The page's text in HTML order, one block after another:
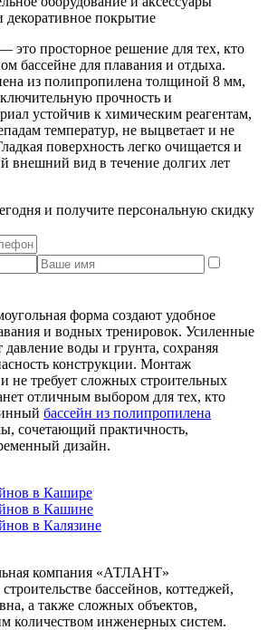
покрытие
это просторное решение для тех, кто
бассейне для плавания и отдыха.
из полипропилена толщиной 8 мм,
прочность и
устойчив к химическим реагентам,
температур, не выцветает и не
поверхность легко очищается и
внешний вид в течение долгих лет
и получите персональную скидку
форма создают удобное
и водных тренировок. Усиленные
воды и грунта, сохраняя
конструкции. Монтаж
не требует сложных строительных
отличным выбором для тех, кто
бассейн из полипропилена
сочетающий практичность,
дизайн.
в Кашире
в Кашине
в Калязине
компания «АТЛАНТ»
бассейнов, коттеджей,
а также сложных объектов,
количеством инженерных систем.